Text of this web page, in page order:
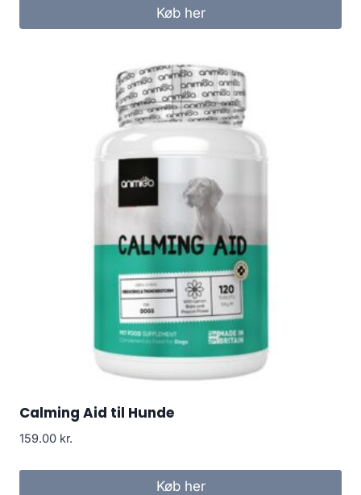
Køb her
Calming Aid til Hunde
159.00 kr.
Køb her